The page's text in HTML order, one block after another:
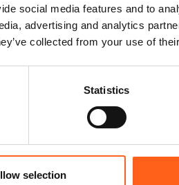
social media features and to
advertising and analytics
collected from your use of
Statistics
selection